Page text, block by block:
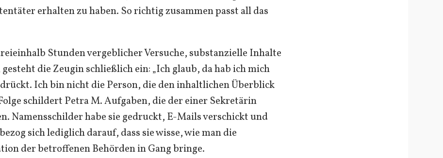
erhalten zu haben. So richtig zusammen passt all das
Stunden vergeblicher Versuche, substanzielle Inhalte
die Zeugin schließlich ein: „Ich glaub, da hab ich mich
Ich bin nicht die Person, die den inhaltlichen Überblick
schildert Petra M. Aufgaben, die der einer Sekretärin
Namensschilder habe sie gedruckt, E-Mails verschickt und
sich lediglich darauf, dass sie wisse, wie man die
der betroffenen Behörden in Gang bringe.